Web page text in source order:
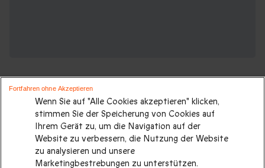
Suchen Sie ein originelles geschenk?
Weitere Geschenkideen ansehen:
Wenn Sie auf "Alle Cookies akzeptieren" klicken,
stimmen Sie der Speicherung von Cookies auf
Ihrem Gerät zu, um die Navigation auf der
Website zu verbessern, die Nutzung der Website
zu analysieren und unsere
Marketingbestrebungen zu unterstützen.
Fortfahren ohne Akzeptieren